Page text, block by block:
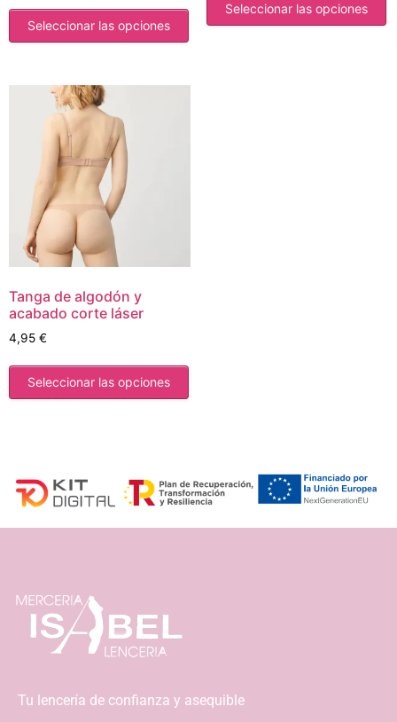
Seleccionar las opciones
Seleccionar las opciones
Tanga de algodón y
acabado corte láser
4,95 €
Seleccionar las opciones
Tu lencería de confianza y asequible